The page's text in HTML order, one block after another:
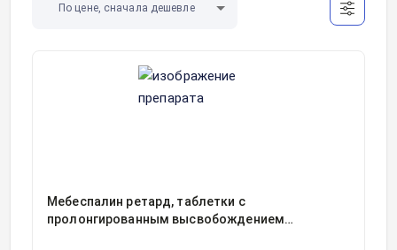
По цене, сначала дешевле
Мебеспалин ретард, таблетки с
пролонгированным высвобождением